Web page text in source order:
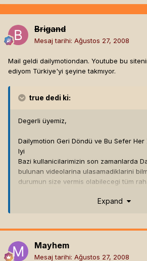
Brigand
Mesaj tarihi: Ağustos 27, 2008
Mail geldi dailymotiondan. Youtube bu
ediyom Türkiye'yi şeyine takmıyor.
true dedi ki:
Degerli üyemiz,
Dailymotion Geri Döndü ve Bu Sefer
Iyi
Bazi kullanicilarimizin son zamanlarda
bulunan videolarina ulasamadiklarini
durumun size vermis olabilecegi tüm
isteriz. simdi www.dailymotion.com
dahil olmak üzere dünyanin dört bir
milyonun üzerindeki eglenceli videonun
çikarabilirsiniz. Dailymotion - Turkey
Expand
Mayhem
Mesaj tarihi: Ağustos 27, 2008